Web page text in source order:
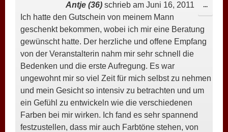
Antje (36) schrieb am Juni 16, 2011
Ich hatte den Gutschein von meinem Mann
geschenkt bekommen, wobei ich mir eine Beratung
gewünscht hatte. Der herzliche und offene Empfang
von der Veranstalterin nahm mir sehr schnell die
Bedenken und die erste Aufregung. Es war
ungewohnt mir so viel Zeit für mich selbst zu nehmen
und mein Gesicht so intensiv zu betrachten und um
ein Gefühl zu entwickeln wie die verschiedenen
Farben bei mir wirken. Ich fand es sehr spannend
festzustellen, dass mir auch Farbtöne stehen, von
...DIESE